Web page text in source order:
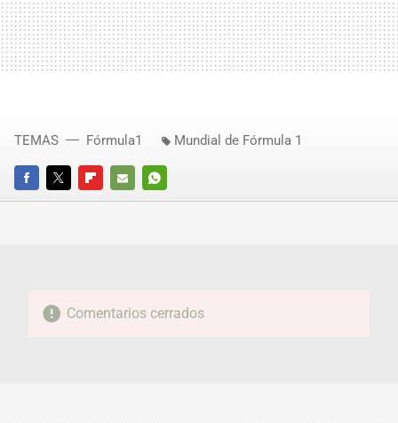
FACEBOOKTWITTERFLIPBOARD
E-
WHATSAPP
TEMAS Fórmula1 Mundial de Fórmula 1
Comentarios cerrados